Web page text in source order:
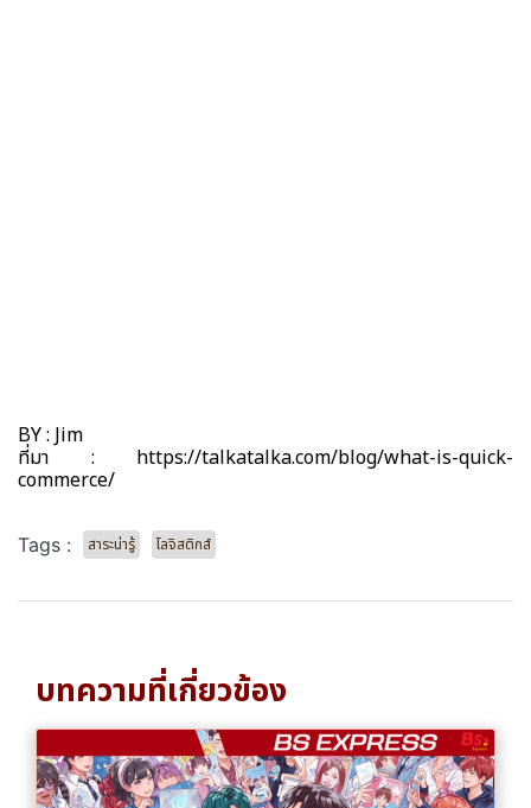
BY : Jim
ที่มา : https://talkatalka.com/blog/what-is-quick-
commerce/
Tags : สาระน่ารู้ โลจิสติกส์
บทความที่เกี่ยวข้อง